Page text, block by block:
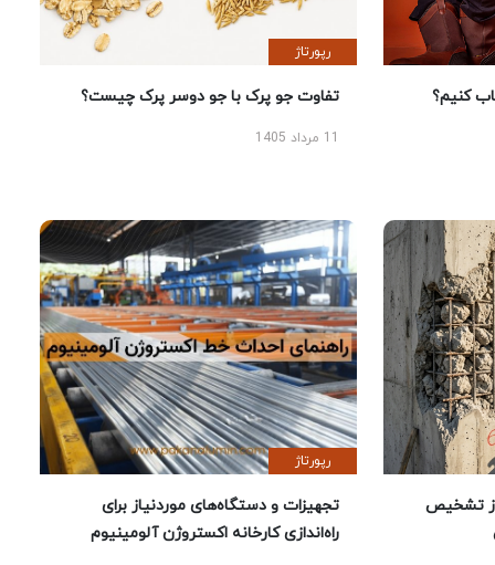
کنیم؟
رپورتاژ
تفاوت جو پرک با جو دوسر پرک چیست؟
تشخیص
رپورتاژ
تجهیزات و دستگاه‌های موردنیاز برای
راه‌اندازی کارخانه اکستروژن آلومینیوم